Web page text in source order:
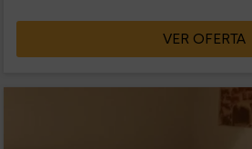
VER OFERTA